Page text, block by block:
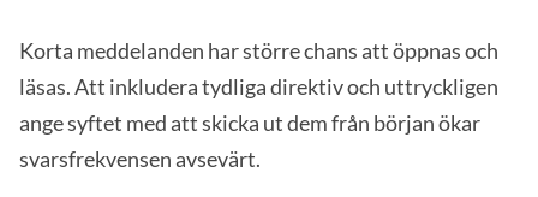
Korta meddelanden har större chans att öppnas och
läsas. Att inkludera tydliga direktiv och uttryckligen
ange syftet med att skicka ut dem från början ökar
svarsfrekvensen avsevärt.